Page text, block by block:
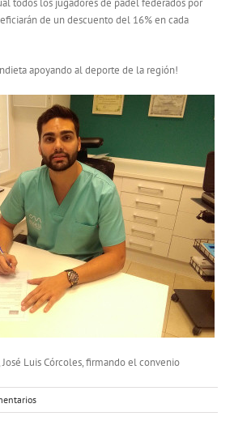
todos los jugadores de pádel federados por
de un descuento del 16% en cada
apoyando al deporte de la región!
Luis Córcoles, firmando el convenio